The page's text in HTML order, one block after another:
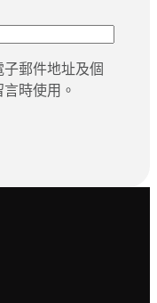
郵件地址及個
時使用。